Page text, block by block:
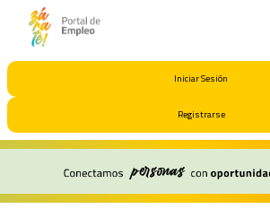
Iniciar Sesión
Registrarse